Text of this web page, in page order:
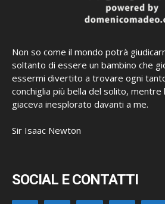
Non so come il mondo potrà
soltanto di essere un bambino che
essermi divertito a trovare ogni
conchiglia più bella del solito, mentre
giaceva inesplorato davanti a me.
Sir Isaac Newton
SOCIAL E CONTATTI